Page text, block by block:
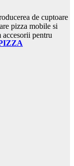
de cuptoare
pizza mobile si
accesorii pentru